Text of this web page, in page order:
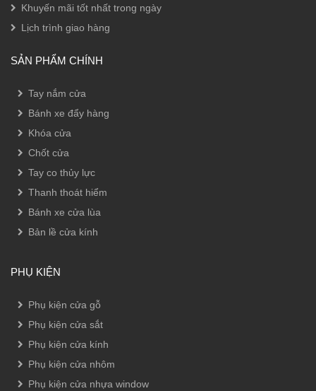
Khuyến mãi tốt nhất trong ngày
Lịch trình giao hàng
SẢN PHẨM CHÍNH
Tay nắm cửa
Bánh xe đẩy hàng
Khóa cửa
Chốt cửa
Tay co thủy lực
Thanh thoát hiểm
Bánh xe cửa lùa
Bản lề cửa kính
PHỤ KIỆN
Phụ kiện cửa gỗ
Phụ kiện cửa sắt
Phụ kiện cửa kính
Phụ kiện cửa nhôm
Phụ kiện cửa nhựa window